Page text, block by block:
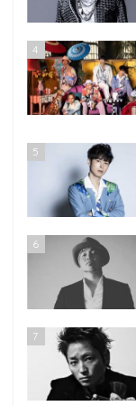
4
5
6
7